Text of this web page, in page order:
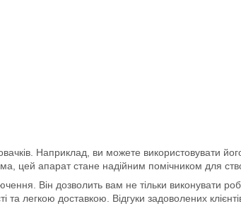
Наприклад, ви можете використовувати
апарат стане надійним помічником для
Він дозволить вам не тільки виконувати
легкою доставкою. Відгуки задоволених